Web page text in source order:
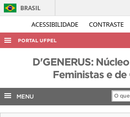
ACESSIBILIDADE CONTRASTE
BRASIL
PORTAL UFPEL
CONCURSOS
D'GENERUS:
Feministas e de
MENU